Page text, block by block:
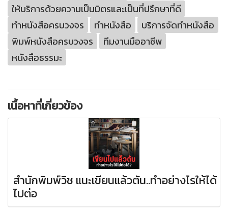
ให้บริการด้วยความเป็นมิตรและเป็นที่ปรึกษาที่ดี
ทำหนังสือครบวงจร
ทำหนังสือ
บริการจัดทำหนังสือ
พิมพ์หนังสือครบวงจร
ทีมงานมืออาชีพ
หนังสือธรรมะ
เนื้อหาที่เกี่ยวข้อง
สำนักพิมพ์วิช แนะเขียนแล้วตัน..ทำอย่างไรให้ได้
ไปต่อ